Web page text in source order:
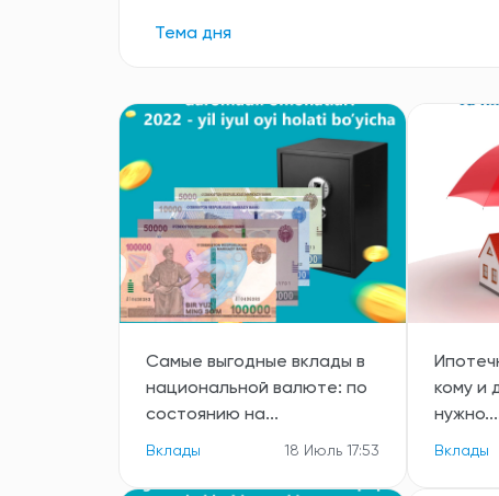
Тема дня
Самые выгодные вклады в
национальной валюте: по
состоянию на...
Вклады 18 Июль 17:53
кому и
Вклады